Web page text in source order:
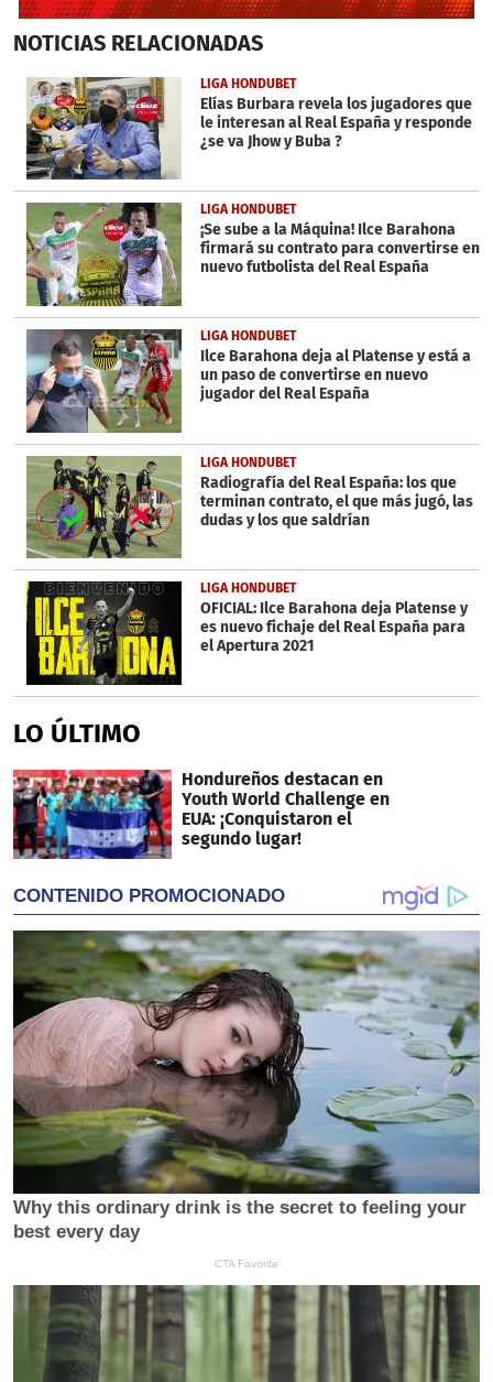
seconds
3
minutes,
seconds
NOTICIAS RELACIONADAS
LIGA HONDUBET
Elías Burbara revela los jugadores que
le interesan al Real España y responde
¿se va Jhow y Buba ?
LIGA HONDUBET
¡Se sube a la Máquina! Ilce Barahona
firmará su contrato para convertirse en
nuevo futbolista del Real España
LIGA HONDUBET
Ilce Barahona deja al Platense y está a
un paso de convertirse en nuevo
jugador del Real España
LIGA HONDUBET
Radiografía del Real España: los que
terminan contrato, el que más jugó, las
dudas y los que saldrían
LIGA HONDUBET
OFICIAL: Ilce Barahona deja Platense y
es nuevo fichaje del Real España para
el Apertura 2021
LO ÚLTIMO
Hondureños destacan en
Youth World Challenge en
EUA: ¡Conquistaron el
segundo lugar!